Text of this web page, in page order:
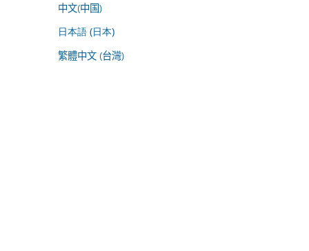
中文(中国)
日本語 (日本)
繁體中文 (台灣)